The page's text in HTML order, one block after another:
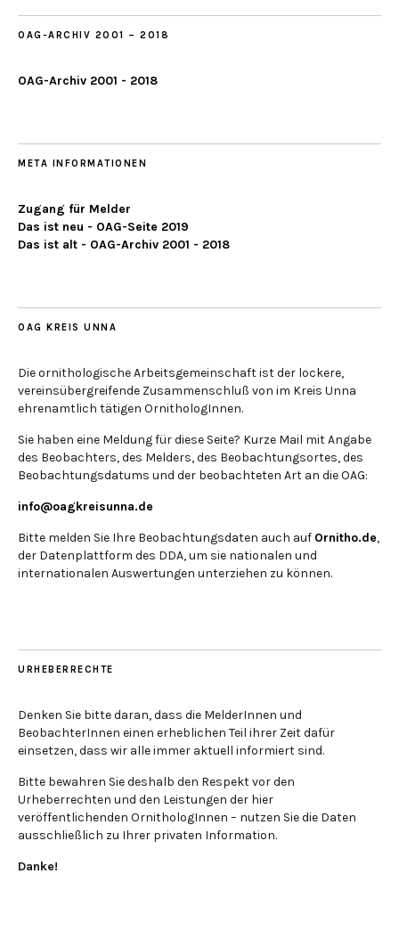
OAG-ARCHIV 2001 – 2018
OAG-Archiv 2001 - 2018
META INFORMATIONEN
Zugang für Melder
Das ist neu - OAG-Seite 2019
Das ist alt - OAG-Archiv 2001 - 2018
OAG KREIS UNNA
Die ornithologische Arbeitsgemeinschaft ist der lockere,
vereinsübergreifende Zusammenschluß von im Kreis Unna
ehrenamtlich tätigen OrnithologInnen.
Sie haben eine Meldung für diese Seite? Kurze Mail mit Angabe
des Beobachters, des Melders, des Beobachtungsortes, des
Beobachtungsdatums und der beobachteten Art an die OAG:
info@oagkreisunna.de
Bitte melden Sie Ihre Beobachtungsdaten auch auf Ornitho.de,
der Datenplattform des DDA, um sie nationalen und
internationalen Auswertungen unterziehen zu können.
URHEBERRECHTE
Denken Sie bitte daran, dass die MelderInnen und
BeobachterInnen einen erheblichen Teil ihrer Zeit dafür
einsetzen, dass wir alle immer aktuell informiert sind.
Bitte bewahren Sie deshalb den Respekt vor den
Urheberrechten und den Leistungen der hier
veröffentlichenden OrnithologInnen – nutzen Sie die Daten
ausschließlich zu Ihrer privaten Information.
Danke!